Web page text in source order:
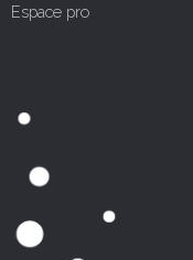
Espace pro